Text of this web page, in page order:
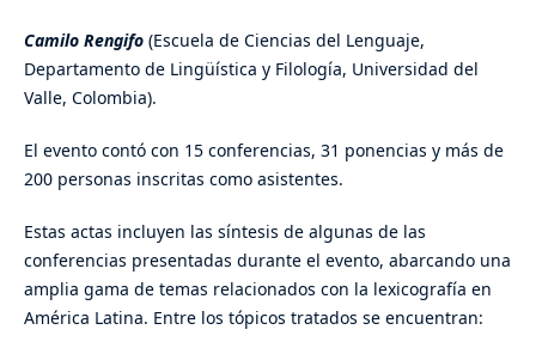
Camilo Rengifo(Escuela de Ciencias del Lenguaje,
Departamento de Lingüística y Filología, Universidad del
Valle, Colombia).
El evento contó con 15 conferencias, 31 ponencias y más de
200 personas inscritas como asistentes.
Estas actas incluyen las síntesis de algunas de las
conferencias presentadas durante el evento, abarcando una
amplia gama de temas relacionados con la lexicografía en
América Latina. Entre los tópicos tratados se encuentran: